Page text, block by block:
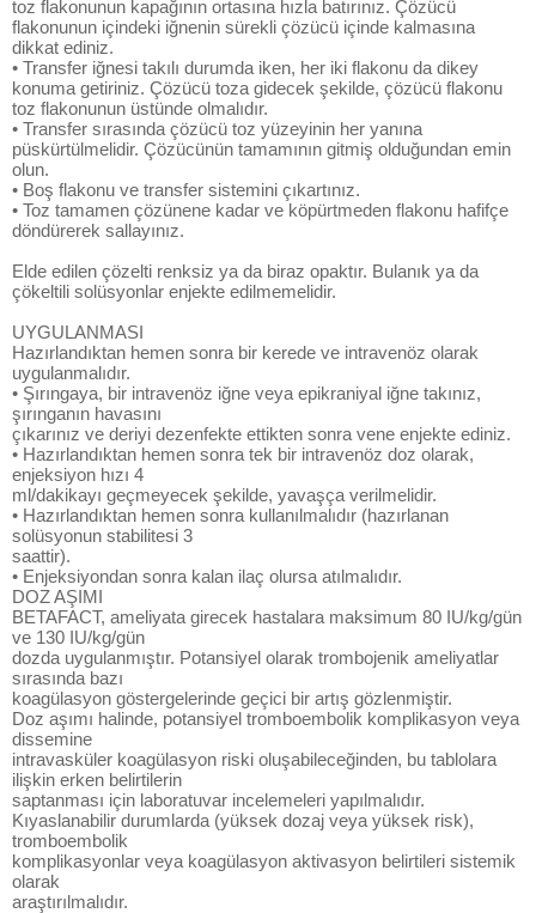
toz flakonunun kapağının ortasına hızla batırınız. Çözücü
flakonunun içindeki iğnenin sürekli çözücü içinde kalmasına
dikkat ediniz.
• Transfer iğnesi takılı durumda iken, her iki flakonu da dikey
konuma getiriniz. Çözücü toza gidecek şekilde, çözücü flakonu
toz flakonunun üstünde olmalıdır.
• Transfer sırasında çözücü toz yüzeyinin her yanına
püskürtülmelidir. Çözücünün tamamının gitmiş olduğundan emin
olun.
• Boş flakonu ve transfer sistemini çıkartınız.
• Toz tamamen çözünene kadar ve köpürtmeden flakonu hafifçe
döndürerek sallayınız.
Elde edilen çözelti renksiz ya da biraz opaktır. Bulanık ya da
çökeltili solüsyonlar enjekte edilmemelidir.
UYGULANMASI
Hazırlandıktan hemen sonra bir kerede ve intravenöz olarak
uygulanmalıdır.
• Şırıngaya, bir intravenöz iğne veya epikraniyal iğne takınız,
şırınganın havasını
çıkarınız ve deriyi dezenfekte ettikten sonra vene enjekte ediniz.
• Hazırlandıktan hemen sonra tek bir intravenöz doz olarak,
enjeksiyon hızı 4
ml/dakikayı geçmeyecek şekilde, yavaşça verilmelidir.
• Hazırlandıktan hemen sonra kullanılmalıdır (hazırlanan
solüsyonun stabilitesi 3
saattir).
• Enjeksiyondan sonra kalan ilaç olursa atılmalıdır.
DOZ AŞIMI
BETAFACT, ameliyata girecek hastalara maksimum 80 IU/kg/gün
ve 130 IU/kg/gün
dozda uygulanmıştır. Potansiyel olarak trombojenik ameliyatlar
sırasında bazı
koagülasyon göstergelerinde geçici bir artış gözlenmiştir.
Doz aşımı halinde, potansiyel tromboembolik komplikasyon veya
dissemine
intravasküler koagülasyon riski oluşabileceğinden, bu tablolara
ilişkin erken belirtilerin
saptanması için laboratuvar incelemeleri yapılmalıdır.
Kıyaslanabilir durumlarda (yüksek dozaj veya yüksek risk),
tromboembolik
komplikasyonlar veya koagülasyon aktivasyon belirtileri sistemik
olarak
araştırılmalıdır.